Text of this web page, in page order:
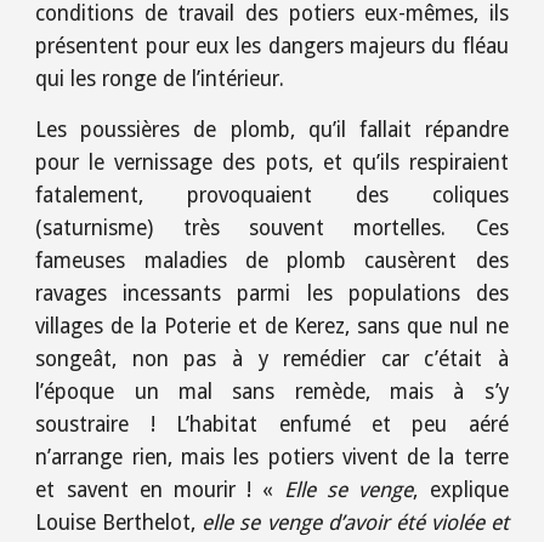
conditions de travail des potiers eux-mêmes, ils
présentent pour eux les dangers majeurs du fléau
qui les ronge de l’intérieur.
Les poussières de plomb, qu’il fallait répandre
pour le vernissage des pots, et qu’ils respiraient
fatalement, provoquaient des coliques
(saturnisme) très souvent mortelles. Ces
fameuses maladies de plomb causèrent des
ravages incessants parmi les populations des
villages de la Poterie et de Kerez, sans que nul ne
songeât, non pas à y remédier car c’était à
l’époque un mal sans remède, mais à s’y
soustraire ! L’habitat enfumé et peu aéré
n’arrange rien, mais les potiers vivent de la terre
et savent en mourir ! « Elle se venge, explique
Louise Berthelot, elle se venge d’avoir été violée et